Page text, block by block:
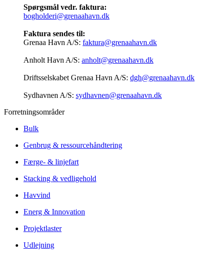
Spørgsmål vedr. faktura:
bogholderi@grenaahavn.dk
Faktura sendes til:
Grenaa Havn A/S: faktura@grenaahavn.dk
Anholt Havn A/S: anholt@grenaahavn.dk
Driftsselskabet Grenaa Havn A/S: dgh@grenaahavn.dk
Sydhavnen A/S: sydhavnen@grenaahavn.dk
Forretningsområder
Bulk
Genbrug & ressourcehåndtering
Færge- & linjefart
Stacking & vedligehold
Havvind
Energ & Innovation
Projektlaster
Udlejning